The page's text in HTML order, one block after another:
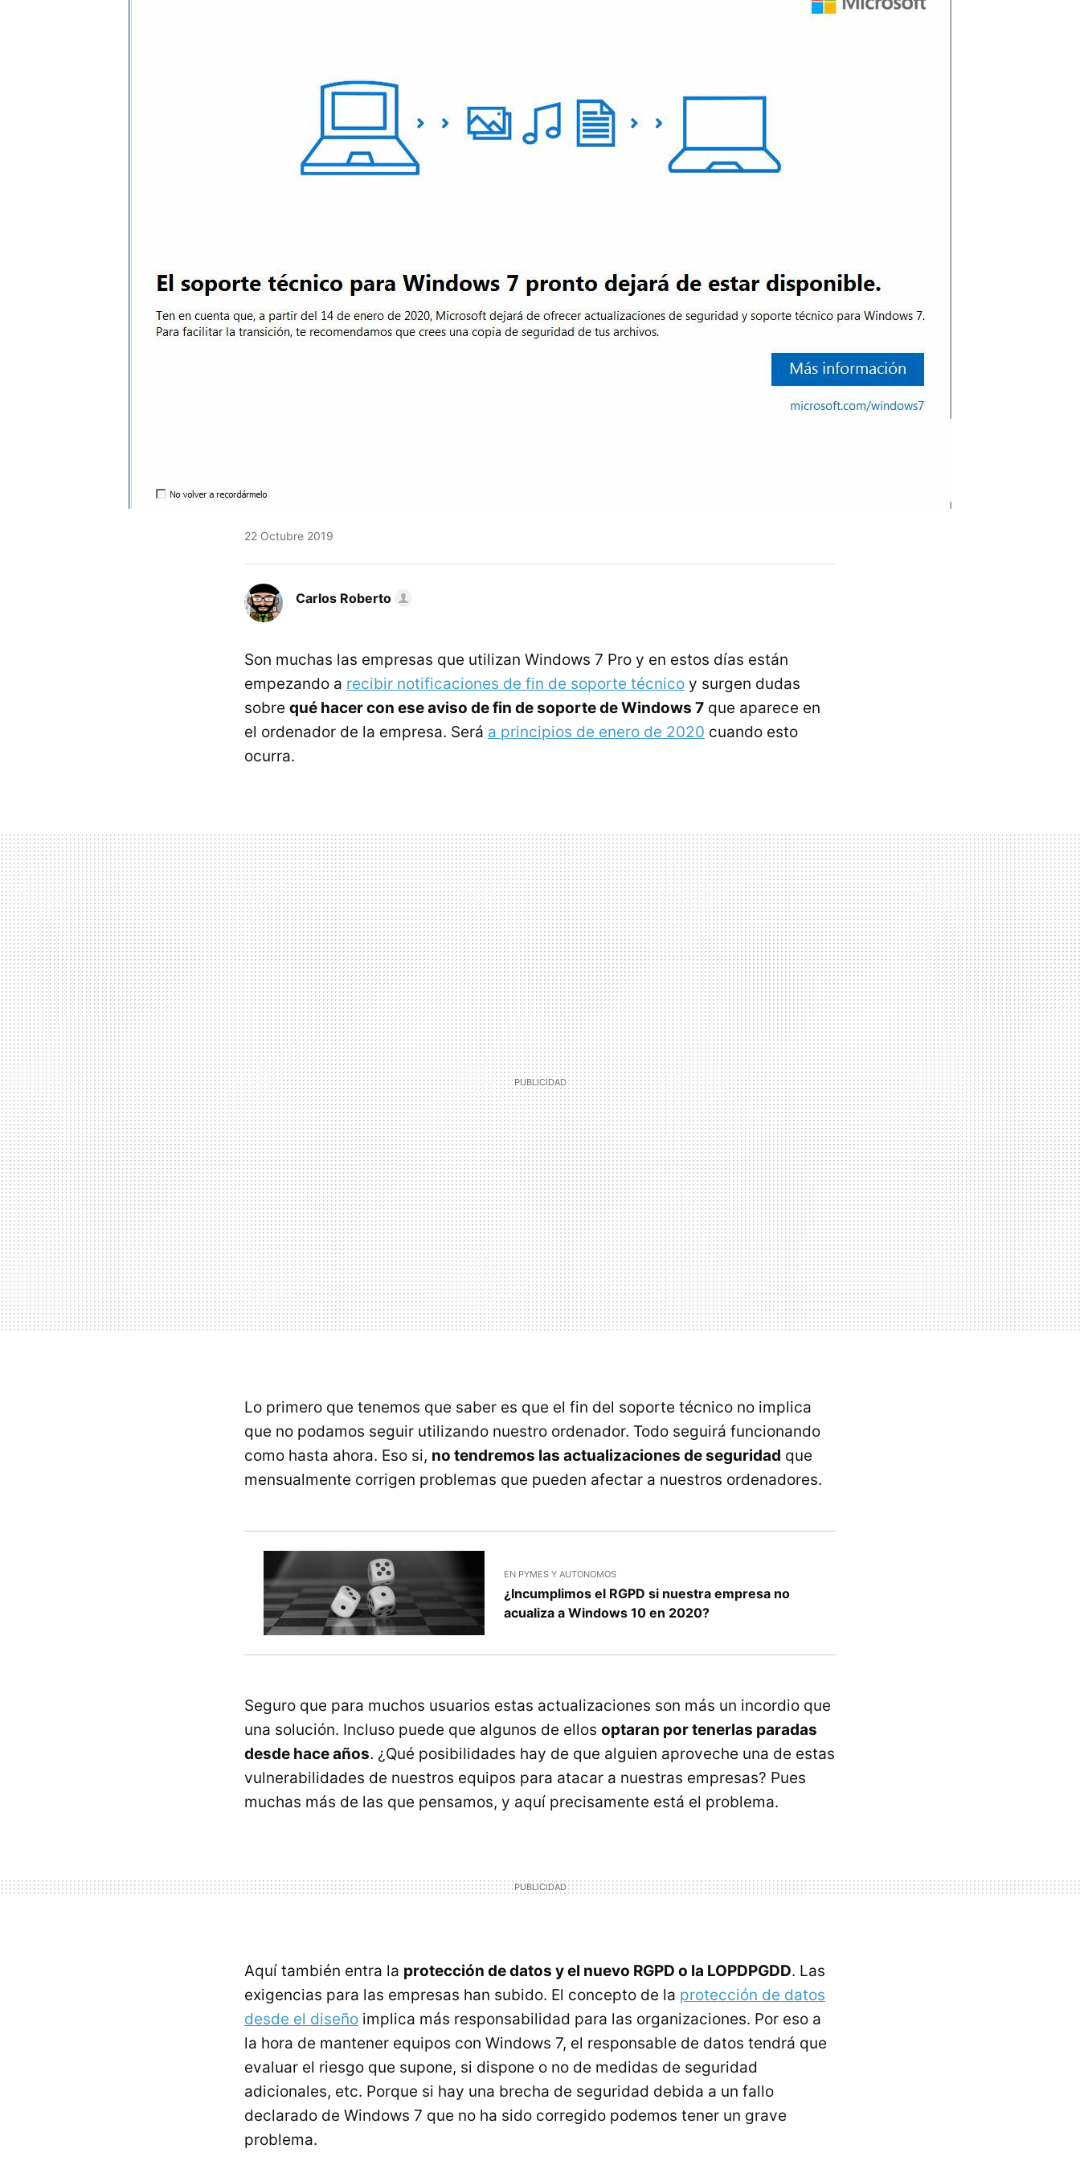
22 Octubre 2019
Carlos Roberto
Son muchas las empresas que utilizan Windows 7 Pro y en estos días están
empezando a recibir notificaciones de fin de soporte técnico y surgen dudas
sobre qué hacer con ese aviso de fin de soporte de Windows 7 que aparece en
el ordenador de la empresa. Será a principios de enero de 2020 cuando esto
ocurra.
Lo primero que tenemos que saber es que el fin del soporte técnico no implica
que no podamos seguir utilizando nuestro ordenador. Todo seguirá funcionando
como hasta ahora. Eso si, no tendremos las actualizaciones de seguridad que
mensualmente corrigen problemas que pueden afectar a nuestros ordenadores.
EN PYMES Y AUTONOMOS
¿Incumplimos el RGPD si nuestra empresa no
acualiza a Windows 10 en 2020?
Seguro que para muchos usuarios estas actualizaciones son más un incordio que
una solución. Incluso puede que algunos de ellos optaran por tenerlas paradas
desde hace años. ¿Qué posibilidades hay de que alguien aproveche una de estas
vulnerabilidades de nuestros equipos para atacar a nuestras empresas? Pues
muchas más de las que pensamos, y aquí precisamente está el problema.
Aquí también entra la protección de datos y el nuevo RGPD o la LOPDPGDD. Las
exigencias para las empresas han subido. El concepto de la protección de datos
desde el diseño implica más responsabilidad para las organizaciones. Por eso a
la hora de mantener equipos con Windows 7, el responsable de datos tendrá que
evaluar el riesgo que supone, si dispone o no de medidas de seguridad
adicionales, etc. Porque si hay una brecha de seguridad debida a un fallo
declarado de Windows 7 que no ha sido corregido podemos tener un grave
problema.